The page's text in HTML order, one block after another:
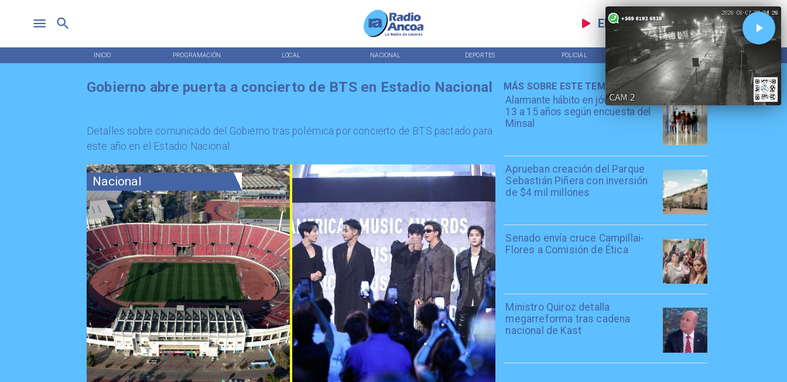
EN VIVO
INICIO PROGRAMACIÓN LOCAL NACIONAL DEPORTES POLICIAL TENDENCIAS
Nacional
Alarmante hábito en jóvenes de
13 a 15 años según encuesta del
Minsal
Aprueban creación del Parque
Sebastián Piñera con inversión
de $4 mil millones
Senado envía cruce Campillai-
Flores a Comisión de Ética
Ministro Quiroz detalla
megarreforma tras cadena
nacional de Kast
MÁS SOBRE ESTE TEMA
Gobierno abre puerta a concierto de BTS en Estadio Nacional
Detalles sobre comunicado del Gobierno tras polémica por concierto de BTS pactado para
este año en el Estadio Nacional.